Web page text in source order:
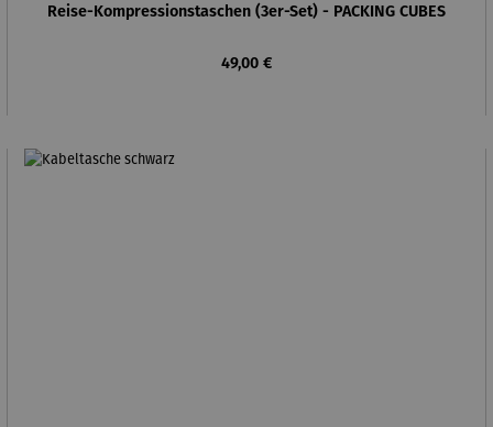
Reise-Kompressionstaschen (3er-Set) - PACKING CUBES
Regulärer Preis:
49,00 €